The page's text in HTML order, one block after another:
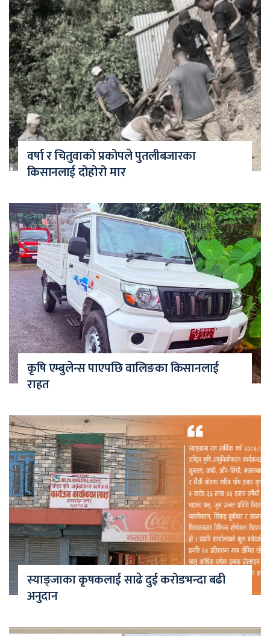
वर्षा र चितुवाको प्रकोपले पुतलीबजारका
किसानलाई दोहोरो मार
कृषि एम्बुलेन्स पाएपछि वालिङका किसानलाई
राहत
स्याङ्जाका कृषकलाई साढे दुई करोडभन्दा बढी
अनुदान